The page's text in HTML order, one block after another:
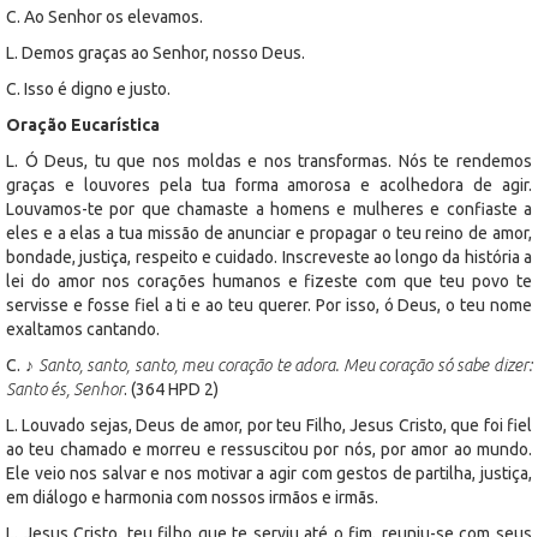
C. Ao Senhor os elevamos.
L. Demos graças ao Senhor, nosso Deus.
C. Isso é digno e justo.
Oração Eucarística
L. Ó Deus, tu que nos moldas e nos transformas. Nós te rendemos
graças e louvores pela tua forma amorosa e acolhedora de agir.
Louvamos-te por que chamaste a homens e mulheres e confiaste a
eles e a elas a tua missão de anunciar e propagar o teu reino de amor,
bondade, justiça, respeito e cuidado. Inscreveste ao longo da história a
lei do amor nos corações humanos e fizeste com que teu povo te
servisse e fosse fiel a ti e ao teu querer. Por isso, ó Deus, o teu nome
exaltamos cantando.
C. ♪ Santo, santo, santo, meu coração te adora. Meu coração só sabe dizer:
Santo és, Senhor. (364 HPD 2)
L. Louvado sejas, Deus de amor, por teu Filho, Jesus Cristo, que foi fiel
ao teu chamado e morreu e ressuscitou por nós, por amor ao mundo.
Ele veio nos salvar e nos motivar a agir com gestos de partilha, justiça,
em diálogo e harmonia com nossos irmãos e irmãs.